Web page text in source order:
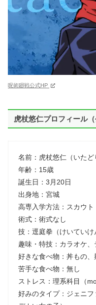
呪術廻戦公式HP
虎杖悠仁プロフィール（
名前：虎杖悠仁（いたど
年齢：15歳
誕生日：3月20日
出身地：宮城
高専入学方法：スカウト
術式：術式なし
技：逕庭拳（けいてい
趣味・特技：カラオケ
好きな食べ物：丼もの、
苦手な食べ物：無し
ストレス：理系科目（
好みのタイプ：ジェニ